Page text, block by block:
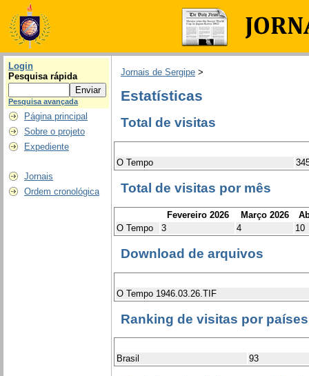
Login
Pesquisa rápida
Pesquisa avançada
Página principal
Sobre o projeto
Expediente
Jornais
Ordem cronológica
Jornais de Sergipe >
Estatísticas
Total de visitas
O Tempo
Total de visitas por mês
Fevereiro 2026 Março 2026
O Tempo
3 4 10
Download de arquivos
O Tempo 1946.03.26.TIF
Ranking de visitas por países
Brasil 93